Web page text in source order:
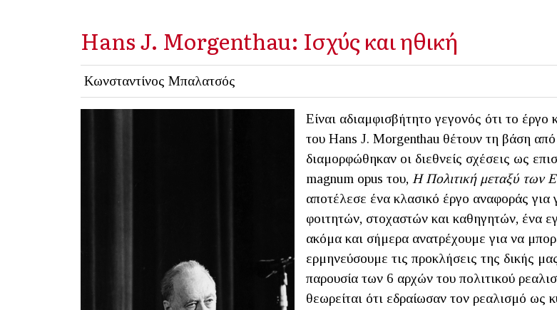
Hans J. Morgenthau: Ισχύς και ηθική
Κωνσταντίνος Μπαλατσός
Είναι αδιαμφισβήτητο γεγονός ότι τo έργο
του Hans J. Morgenthau θέτουν τη βάση
διαμορφώθηκαν οι διεθνείς σχέσεις ως
magnum opus του, Η Πολιτική μεταξύ των
αποτέλεσε ένα κλασικό έργο αναφοράς για
φοιτητών, στοχαστών και καθηγητών, ένα
ακόμα και σήμερα ανατρέχουμε για να
ερμηνεύσουμε τις προκλήσεις της δικής
παρουσία των 6 αρχών του πολιτικού
θεωρείται ότι εδραίωσαν τον ρεαλισμό ως